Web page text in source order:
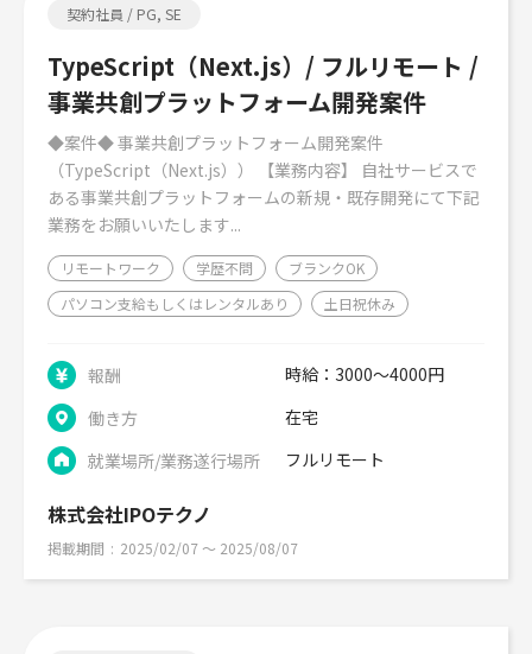
契約社員 / PG, SE
TypeScript（Next.js）/ フルリモート /
事業共創プラットフォーム開発案件
◆案件◆ 事業共創プラットフォーム開発案件
（TypeScript（Next.js）） 【業務内容】 自社サービスで
ある事業共創プラットフォームの新規・既存開発にて下記
業務をお願いいたします...
リモートワーク 学歴不問
ブランクOK
パソコン支給もしくはレンタルあり
土日祝休み
報酬
時給：3000～4000円
働き方
在宅
就業場所/業務遂行場所
フルリモート
株式会社IPOテクノ
掲載期間 2025/02/07 〜 2025/08/07